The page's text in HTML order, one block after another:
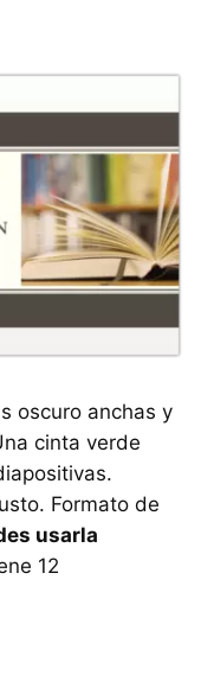
oscuro anchas y
cinta verde
Formato de
usarla
12